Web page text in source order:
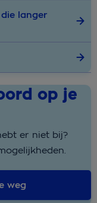
langer
op je
er niet bij?
weg